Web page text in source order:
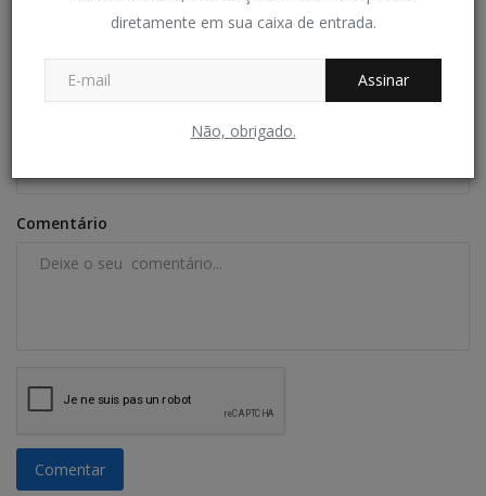
diretamente em sua caixa de entrada.
Assinar
Não, obrigado.
Comentário
Comentar